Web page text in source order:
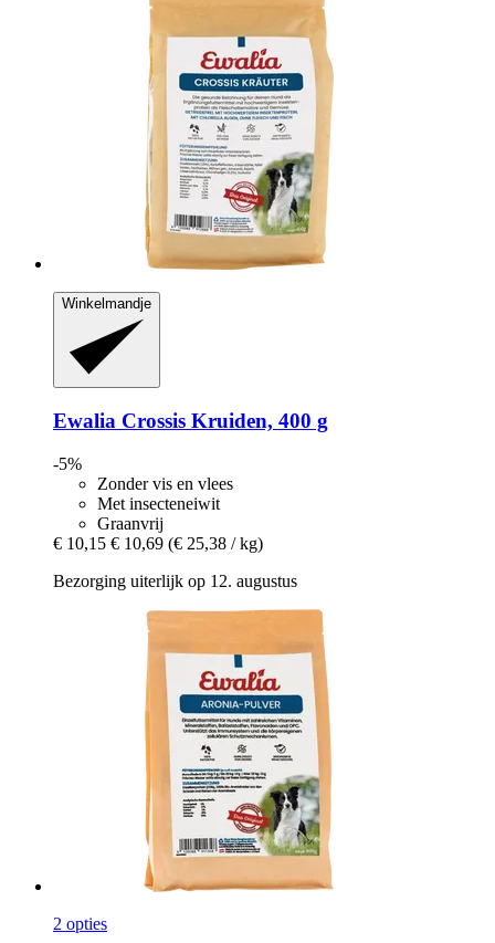
Winkelmandje
Ewalia Crossis Kruiden, 400 g
-5%
Zonder vis en vlees
Met insecteneiwit
Graanvrij
€ 10,15 € 10,69 (€ 25,38 / kg)
Bezorging uiterlijk op 12. augustus
2 opties